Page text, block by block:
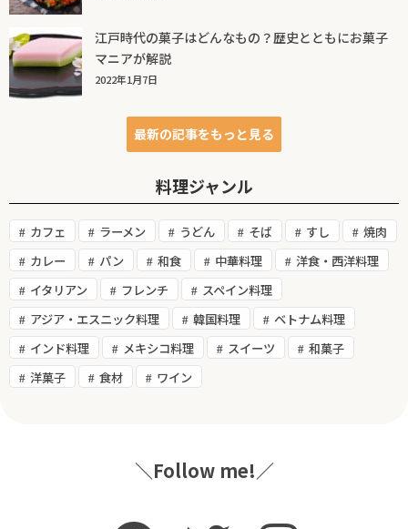
江戸時代の菓子はどんなもの？歴史とともにお菓子
マニアが解説
2022年1月7日
最新の記事をもっと見る
料理ジャンル
カフェ ラーメン うどん そば すし
焼肉
カレー
パン 和食 中華料理
洋食・西洋料理
イタリアン
フレンチ
スペイン料理
アジア・エスニック料理
韓国料理
ベトナム料理
インド料理
メキシコ料理 スイーツ
和菓子
洋菓子
食材 ワイン
＼Follow me!／